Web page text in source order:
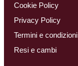
Cookie Policy
Privacy Policy
Termini e condizioni
Resi e cambi